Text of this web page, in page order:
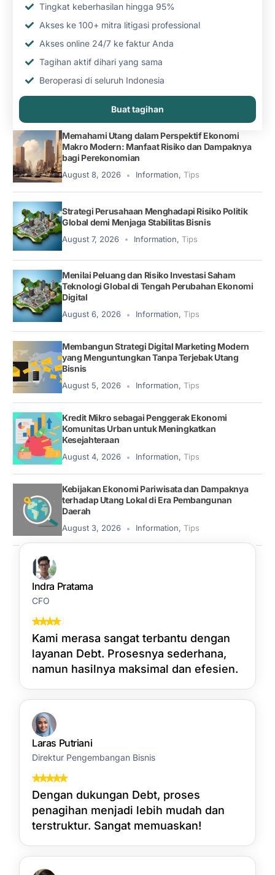
Tingkat keberhasilan hingga 95%
Akses ke 100+ mitra litigasi professional
Akses online 24/7 ke faktur Anda
Tagihan aktif dihari yang sama
Beroperasi di seluruh Indonesia
Buat tagihan
Memahami Utang dalam Perspektif Ekonomi
Makro Modern: Manfaat Risiko dan Dampaknya
bagi Perekonomian
August 8, 2026 Information, Tips
Strategi Perusahaan Menghadapi Risiko Politik
Global demi Menjaga Stabilitas Bisnis
August 7, 2026 Information, Tips
Menilai Peluang dan Risiko Investasi Saham
Teknologi Global di Tengah Perubahan Ekonomi
Digital
August 6, 2026 Information, Tips
Membangun Strategi Digital Marketing Modern
yang Menguntungkan Tanpa Terjebak Utang
Bisnis
August 5, 2026 Information, Tips
Kredit Mikro sebagai Penggerak Ekonomi
Komunitas Urban untuk Meningkatkan
Kesejahteraan
August 4, 2026 Information, Tips
Kebijakan Ekonomi Pariwisata dan Dampaknya
terhadap Utang Lokal di Era Pembangunan
Daerah
August 3, 2026 Information, Tips
Indra Pratama
CFO
Kami merasa sangat terbantu dengan
layanan Debt. Prosesnya sederhana,
namun hasilnya maksimal dan efesien.
Laras Putriani
Direktur Pengembangan Bisnis
Dengan dukungan Debt, proses
penagihan menjadi lebih mudah dan
terstruktur. Sangat memuaskan!